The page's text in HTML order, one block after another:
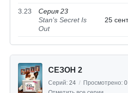
3.23
Серия 23
Stan's Secret Is
Out
25
СЕЗОН 2
Серий: 24 / Просмотрено: 0